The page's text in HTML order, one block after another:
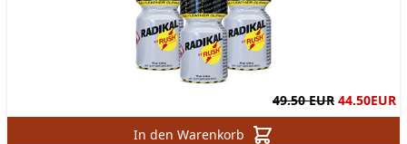
49.50 EUR 44.50EUR
In den Warenkorb